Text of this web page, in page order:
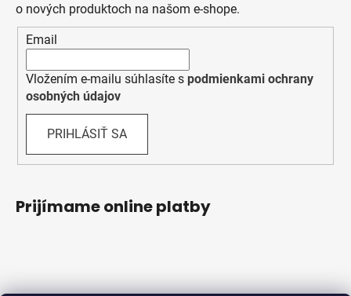
o nových produktoch na našom e-shope.
Email
Vložením e-mailu súhlasíte s podmienkami ochrany
osobných údajov
PRIHLÁSIŤ SA
Prijímame online platby